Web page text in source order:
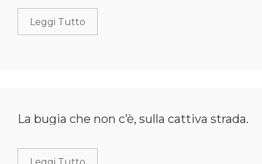
Leggi Tutto
La bugia che non c’è, sulla cattiva strada.